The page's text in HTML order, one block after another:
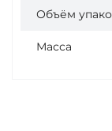
Объём
Масса